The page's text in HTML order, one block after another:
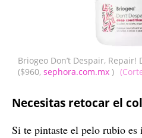
Briogeo Don’t Despair,
($960, sephora.com.mx )
Necesitas retocar el
Si te pintaste el pelo rubio es